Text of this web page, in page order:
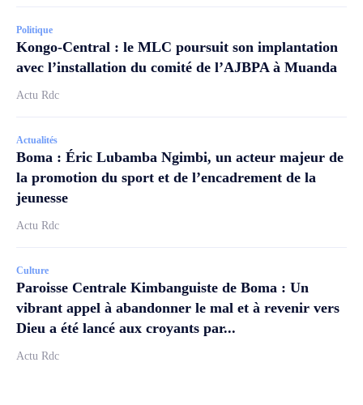
Politique
Kongo-Central : le MLC poursuit son implantation
avec l’installation du comité de l’AJBPA à Muanda
Actu Rdc
Actualités
Boma : Éric Lubamba Ngimbi, un acteur majeur de
la promotion du sport et de l’encadrement de la
jeunesse
Actu Rdc
Culture
Paroisse Centrale Kimbanguiste de Boma : Un
vibrant appel à abandonner le mal et à revenir vers
Dieu a été lancé aux croyants par...
Actu Rdc